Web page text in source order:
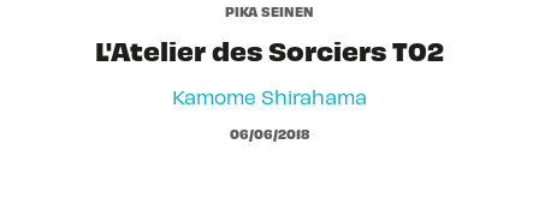
PIKA SEINEN
L'Atelier des Sorciers T02
Kamome Shirahama
06/06/2018